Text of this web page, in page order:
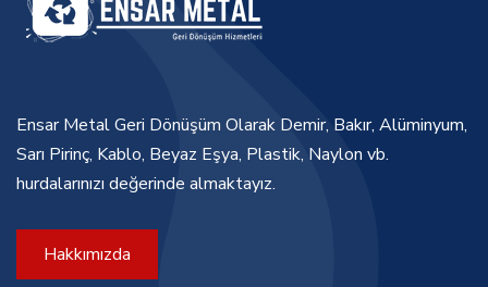
Ensar Metal Geri Dönüşüm Olarak Demir, Bakır, Alüminyum,
Sarı Pirinç, Kablo, Beyaz Eşya, Plastik, Naylon vb.
hurdalarınızı değerinde almaktayız.
Hakkımızda